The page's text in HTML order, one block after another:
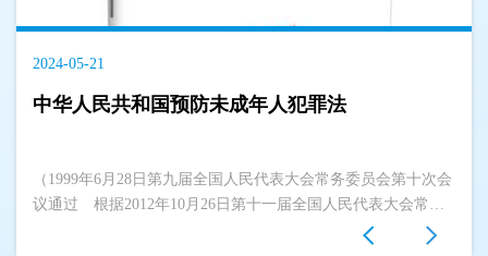
2024-05-21
中华人民共和国预防未成年人犯罪法
（1999年6月28日第九届全国人民代表大会常务委员会第十次会
议通过 根据2012年10月26日第十一届全国人民代表大会常务